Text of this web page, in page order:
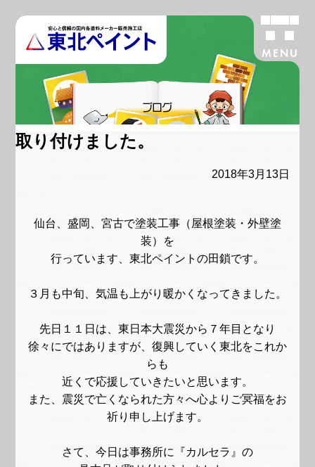
MENU
ブログ
取り付けました。
2018年3月13日
仙台、盛岡、宮古で塗装工事（屋根塗装・外壁塗
装）を
行っています、東北ペイントの田鎖です。
３月も中旬、気温も上がり暖かくなってきました。
先日１１日は、東日本大震災から７年目となり
徐々にではありますが、復興していく東北をこれか
らも
近くで応援していきたいと思います。
また、震災で亡くなられた方々へ心よりご冥福をお
祈り申し上げます。
さて、今日は事務所に『カルセラ』の